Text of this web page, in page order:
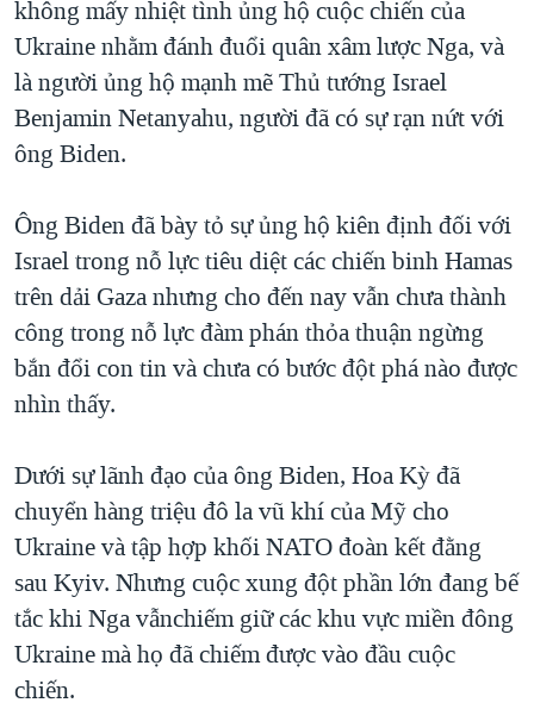
không mấy nhiệt tình ủng hộ cuộc chiến của
Ukraine nhằm đánh đuổi quân xâm lược Nga, và
là người ủng hộ mạnh mẽ Thủ tướng Israel
Benjamin Netanyahu, người đã có sự rạn nứt với
ông Biden.
Ông Biden đã bày tỏ sự ủng hộ kiên định đối với
Israel trong nỗ lực tiêu diệt các chiến binh Hamas
trên dải Gaza nhưng cho đến nay vẫn chưa thành
công trong nỗ lực đàm phán thỏa thuận ngừng
bắn đổi con tin và chưa có bước đột phá nào được
nhìn thấy.
Dưới sự lãnh đạo của ông Biden, Hoa Kỳ đã
chuyển hàng triệu đô la vũ khí của Mỹ cho
Ukraine và tập hợp khối NATO đoàn kết đằng
sau Kyiv. Nhưng cuộc xung đột phần lớn đang bế
tắc khi Nga vẫnchiếm giữ các khu vực miền đông
Ukraine mà họ đã chiếm được vào đầu cuộc
chiến.